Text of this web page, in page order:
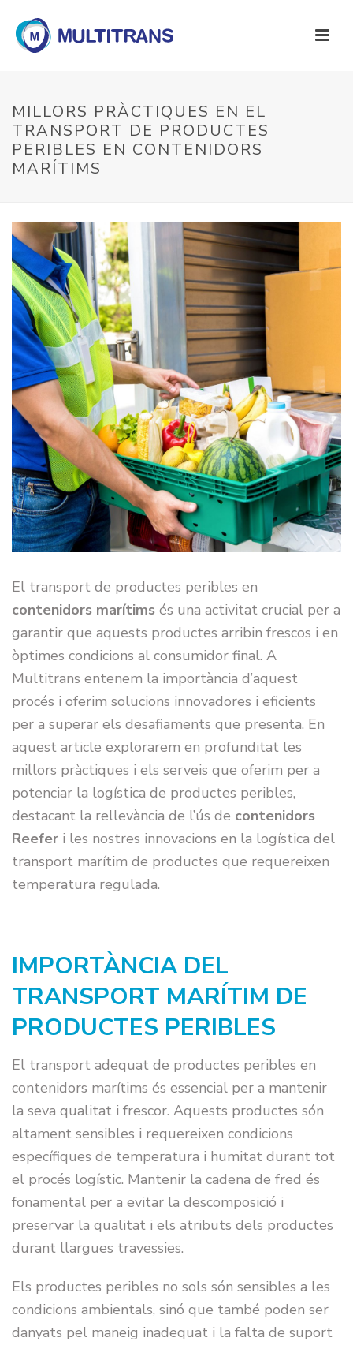
MILLORS PRÀCTIQUES EN EL
TRANSPORT DE PRODUCTES
PERIBLES EN CONTENIDORS
MARÍTIMS
El transport de productes peribles en
contenidors marítims és una activitat crucial per a
garantir que aquests productes arribin frescos i en
òptimes condicions al consumidor final. A
Multitrans entenem la importància d’aquest
procés i oferim solucions innovadores i eficients
per a superar els desafiaments que presenta. En
aquest article explorarem en profunditat les
millors pràctiques i els serveis que oferim per a
potenciar la logística de productes peribles,
destacant la rellevància de l’ús de contenidors
Reefer i les nostres innovacions en la logística del
transport marítim de productes que requereixen
temperatura regulada.
IMPORTÀNCIA DEL
TRANSPORT MARÍTIM DE
PRODUCTES PERIBLES
El transport adequat de productes peribles en
contenidors marítims és essencial per a mantenir
la seva qualitat i frescor. Aquests productes són
altament sensibles i requereixen condicions
específiques de temperatura i humitat durant tot
el procés logístic. Mantenir la cadena de fred és
fonamental per a evitar la descomposició i
preservar la qualitat i els atributs dels productes
durant llargues travessies.
Els productes peribles no sols són sensibles a les
condicions ambientals, sinó que també poden ser
danyats pel maneig inadequat i la falta de suport